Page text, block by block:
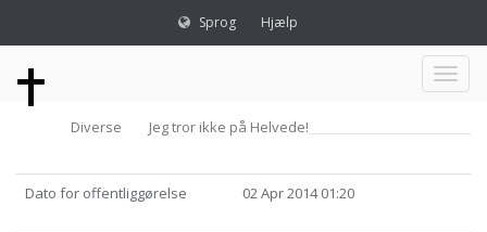
Sprog Hjælp
Toggle
Diverse Jeg tror ikke på Helvede!
Dato for offentliggørelse 02 Apr 2014 01:20